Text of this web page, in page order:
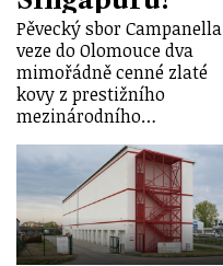
Pěvecký sbor Campanella
veze do Olomouce dva
mimořádně cenné zlaté
kovy z prestižního
mezinárodního…